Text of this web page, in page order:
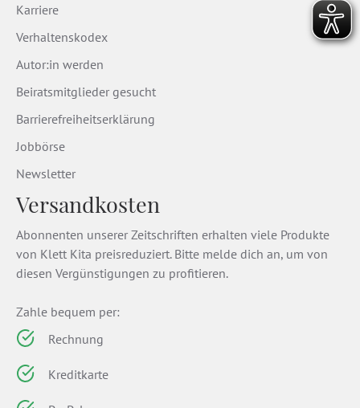
Karriere
Verhaltenskodex
Autor:in werden
Beiratsmitglieder gesucht
Barrierefreiheitserklärung
Jobbörse
Newsletter
Versandkosten
Abonnenten unserer Zeitschriften erhalten viele Produkte
von Klett Kita preisreduziert. Bitte melde dich an, um von
diesen Vergünstigungen zu profitieren.
Zahle bequem per:
Rechnung
Kreditkarte